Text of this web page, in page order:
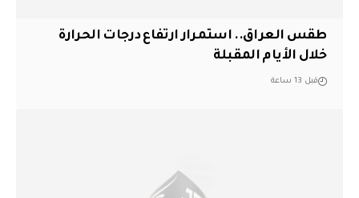
طقس العراق.. استمرار ارتفاع درجات الحرارة
خلال الأيام المقبلة
قبل 13 ساعة